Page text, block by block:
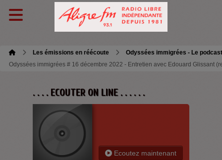
Les émissions en réécoute
Odyssées immigrées - Le podcast
Odyssées immigrées # 16 décembre 2022 - Entretien avec Edouard Glissant
. . . . ECOUTER ON LINE . . . . . .
Ecoutez maintenant